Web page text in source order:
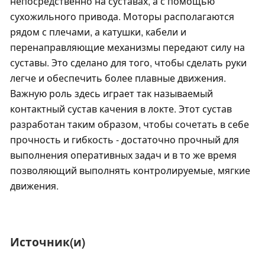
сухожильного привода. Моторы располагаются
рядом с плечами, а катушки, кабели и
перенаправляющие механизмы передают силу на
суставы. Это сделано для того, чтобы сделать руки
легче и обеспечить более плавные движения.
Важную роль здесь играет так называемый
контактный сустав качения в локте. Этот сустав
разработан таким образом, чтобы сочетать в себе
прочность и гибкость - достаточно прочный для
выполнения оперативных задач и в то же время
позволяющий выполнять контролируемые, мягкие
движения.
Источник(и)